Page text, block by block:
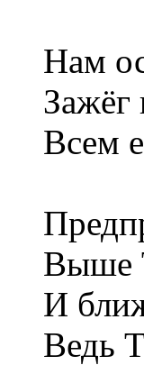
Нам
Зажёг
Всем
Выше
И
Ведь